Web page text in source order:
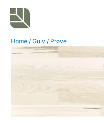
Hopp
rett
innholdet
Home /Gulv / Prøve